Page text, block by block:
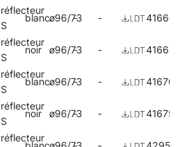
réflecteur
S
blancø96/73
- -
réflecteur
S
noir ø96/73
- - 416651
réflecteur
S
blancø96/73
- - 416705
réflecteur
S
noir ø96/73
- - 416750
réflecteur